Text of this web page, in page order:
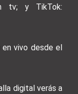
tv; y TikTok:
vivo desde el
digital verás a